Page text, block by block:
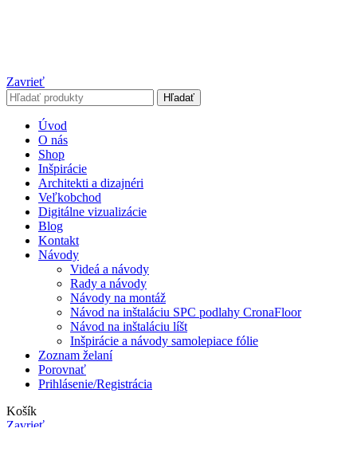
Zavrieť
Hľadať
Úvod
O nás
Shop
Inšpirácie
Architekti a dizajnéri
Veľkobchod
Digitálne vizualizácie
Blog
Kontakt
Návody
Videá a návody
Rady a návody
Návody na montáž
Návod na inštaláciu SPC podlahy CronaFloor
Návod na inštaláciu líšt
Inšpirácie a návody samolepiace fólie
Zoznam želaní
Porovnať
Prihlásenie/Registrácia
Košík
Zavrieť